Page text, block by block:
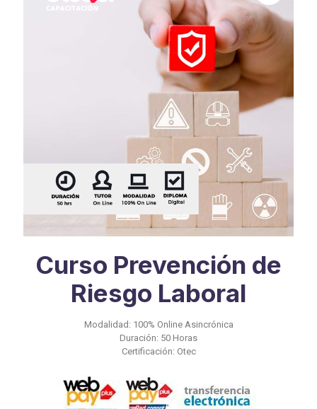
Curso Prevención de
Riesgo Laboral
Modalidad: 100% Online Asincrónica
Duración: 50 Horas
Certificación: Otec